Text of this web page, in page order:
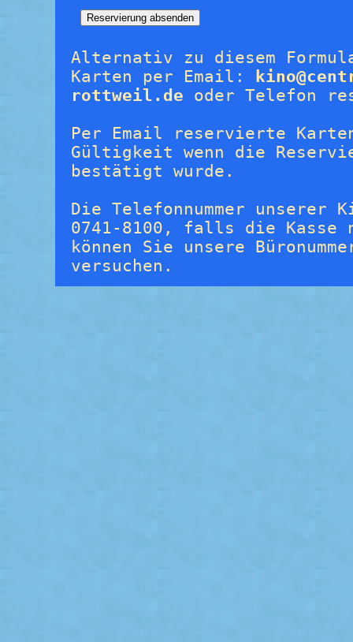
Alternativ zu diesem
Karten per Email:
rottweil.de oder Telefon
Per Email reservierte
Gültigkeit wenn die
bestätigt wurde.
Die Telefonnummer unserer
0741-8100, falls die
können Sie unsere
versuchen.